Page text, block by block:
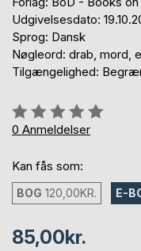
Udgivelsesdato:
Sprog: Dansk
Nøgleord: drab, mord,
Tilgængelighed:
Anmeldelse::
0%
0 Anmeldelser
Kan fås som:
BOG 120,00KR. E-
85,00kr.